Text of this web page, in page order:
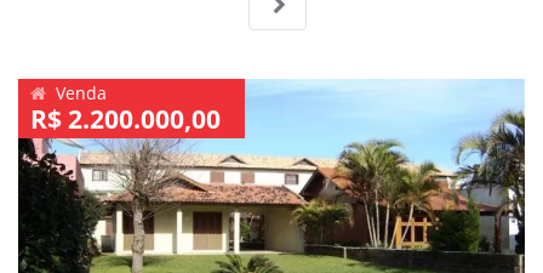
Venda
R$ 2.200.000,00